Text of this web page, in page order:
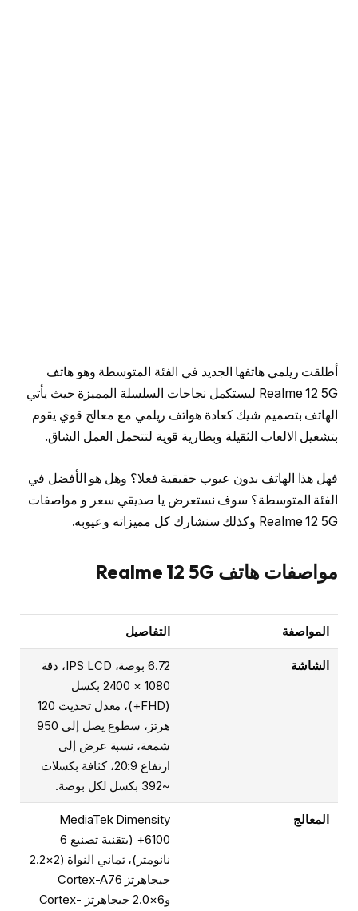
أطلقت ريلمي هاتفها الجديد في الفئة المتوسطة وهو هاتف
Realme 12 5G ليستكمل نجاحات السلسلة المميزة حيث يأتي
الهاتف بتصميم شيك كعادة هواتف ريلمي مع معالج قوي يقوم
بتشغيل الالعاب الثقيلة وبطارية قوية لتتحمل العمل الشاق.
فهل هذا الهاتف بدون عيوب حقيقية فعلا؟ وهل هو الأفضل في
الفئة المتوسطة؟ سوف نستعرض يا صديقي سعر و مواصفات
Realme 12 5G وكذلك سنشارك كل مميزاته وعيوبه.
مواصفات هاتف Realme 12 5G
المواصفة التفاصيل
الشاشة
6.72 بوصة، IPS LCD، دقة
1080 × 2400 بكسل
(FHD+)، معدل تحديث 120
هرتز، سطوع يصل إلى 950
شمعة، نسبة عرض إلى
ارتفاع 20:9، كثافة بكسلات
~392 بكسل لكل بوصة.
المعالج
MediaTek Dimensity
6100+ (بتقنية تصنيع 6
نانومتر)، ثماني النواة (2×2.2
جيجاهرتز Cortex-A76
و6×2.0 جيجاهرتز Cortex-